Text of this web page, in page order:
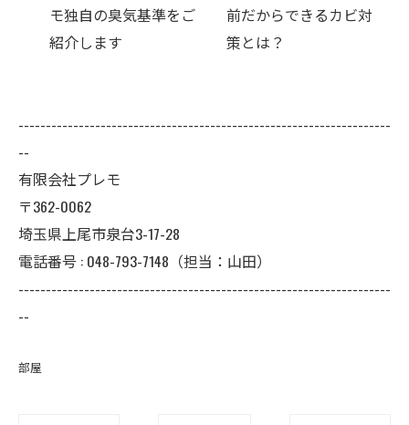
基準をご
前だからできるカビ対
策とは？
注意！プレモが考
継続的な防カビ対
--------------------------------------------------------------------
--
有限会社プレモ
〒362-0062
埼玉県上尾市泉台3-17-28
電話番号 : 048-793-7148（担当：山田）
--------------------------------------------------------------------
--
部屋